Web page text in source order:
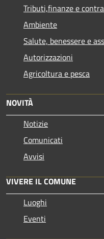
Tributi,finanze e
Ambiente
Salute, benessere e
Autorizzazioni
Agricoltura e pesca
NOVITÀ
Notizie
Comunicati
Avvisi
VIVERE IL COMUNE
Luoghi
Eventi